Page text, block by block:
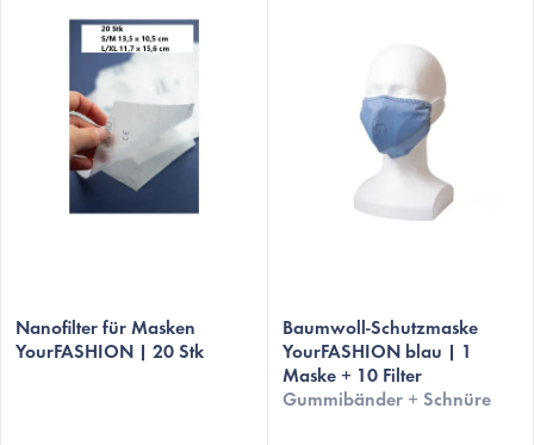
durchschnittliche
Produktbewertung
Nanofilter für Masken
YourFASHION | 20 Stk
durchschnittliche
Produktbewertung
ist
4,8
Baumwoll-Schutzmaske
YourFASHION blau | 1
Maske + 10 Filter
Gummibänder + Schnüre